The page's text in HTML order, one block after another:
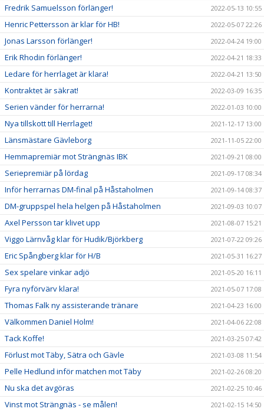
Fredrik Samuelsson förlänger! 2022-05-13 10:55
Henric Pettersson är klar för HB! 2022-05-07 22:26
Jonas Larsson förlänger! 2022-04-24 19:00
Erik Rhodin förlänger! 2022-04-21 18:33
Ledare för herrlaget är klara! 2022-04-21 13:50
Kontraktet är säkrat! 2022-03-09 16:35
Serien vänder för herrarna! 2022-01-03 10:00
Nya tillskott till Herrlaget! 2021-12-17 13:00
Länsmästare Gävleborg 2021-11-05 22:00
Hemmapremiär mot Strängnäs IBK 2021-09-21 08:00
Seriepremiär på lördag 2021-09-17 08:34
Inför herrarnas DM-final på Håstaholmen 2021-09-14 08:37
DM-gruppspel hela helgen på Håstaholmen 2021-09-03 10:07
Axel Persson tar klivet upp 2021-08-07 15:21
Viggo Lärnvåg klar för Hudik/Björkberg 2021-07-22 09:26
Eric Spångberg klar för H/B 2021-05-31 16:27
Sex spelare vinkar adjö 2021-05-20 16:11
Fyra nyförvärv klara! 2021-05-07 17:08
Thomas Falk ny assisterande tränare 2021-04-23 16:00
Välkommen Daniel Holm! 2021-04-06 22:08
Tack Koffe! 2021-03-25 07:42
Förlust mot Täby, Sätra och Gävle 2021-03-08 11:54
Pelle Hedlund inför matchen mot Täby 2021-02-26 08:20
Nu ska det avgöras 2021-02-25 10:46
Vinst mot Strängnäs - se målen! 2021-02-15 14:50